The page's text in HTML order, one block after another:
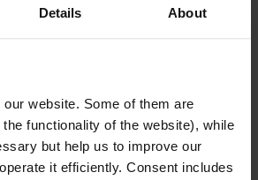
Details About
website. Some of them are
functionality of the website), while
but help us to improve our
it efficiently. Consent includes